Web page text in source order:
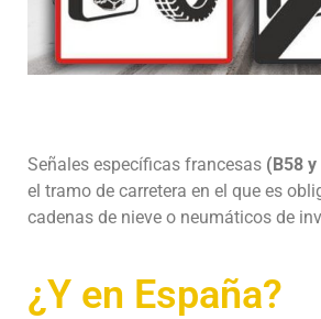
Señales específicas francesas (B58 y
el tramo de carretera en el que es
cadenas de nieve o neumáticos de
¿Y en España?